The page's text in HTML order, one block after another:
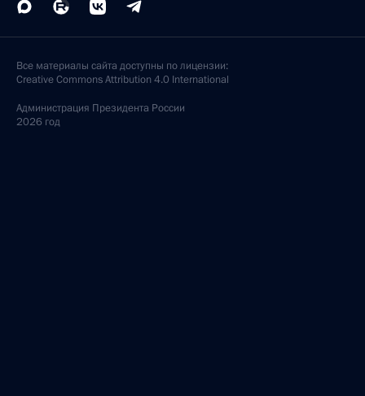
Все материалы сайта доступны по лицензии:
Creative Commons Attribution 4.0 International
Администрация Президента России
2026 год